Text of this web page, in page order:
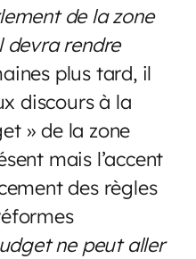
de la zone
devra rendre
plus tard, il
discours à la
» de la zone
mais l’accent
des règles
ne peut aller